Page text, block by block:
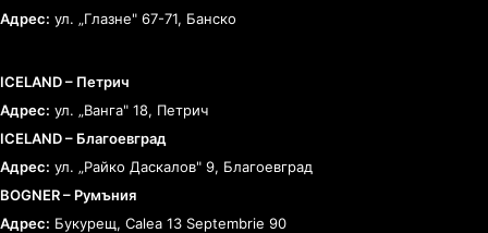
Адрес: ул. „Глазне" 67-71, Банско
ICELAND – Петрич
Адрес: ул. „Ванга" 18, Петрич
ICELAND – Благоевград
Адрес: ул. „Райко Даскалов" 9, Благоевград
BOGNER – Румъния
Адрес: Букурещ, Calea 13 Septembrie 90